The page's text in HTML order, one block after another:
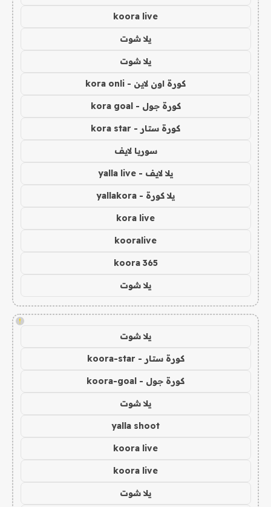
koora live
يلا شوت
يلا شوت
كورة اون لاين - kora onli
كورة جول - kora goal
كورة ستار - kora star
سوريا لايف
يلا لايف - yalla live
يلا كورة - yallakora
kora live
kooralive
koora 365
يلا شوت
!
يلا شوت
كورة ستار - koora-star
كورة جول - koora-goal
يلا شوت
yalla shoot
koora live
koora live
يلا شوت